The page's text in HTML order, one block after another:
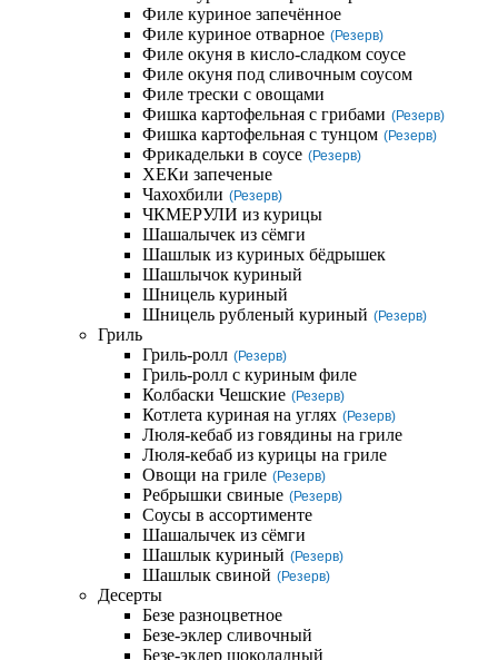
Филе куриное запечённое
Филе куриное отварное (Резерв)
Филе окуня в кисло-сладком соусе
Филе окуня под сливочным соусом
Филе трески с овощами
Фишка картофельная с грибами (Резерв)
Фишка картофельная с тунцом (Резерв)
Фрикадельки в соусе (Резерв)
ХЕКи запеченые
Чахохбили (Резерв)
ЧКМЕРУЛИ из курицы
Шашалычек из сёмги
Шашлык из куриных бёдрышек
Шашлычок куриный
Шницель куриный
Шницель рубленый куриный (Резерв)
Гриль
Гриль-ролл (Резерв)
Гриль-ролл с куриным филе
Колбаски Чешские (Резерв)
Котлета куриная на углях (Резерв)
Люля-кебаб из говядины на гриле
Люля-кебаб из курицы на гриле
Овощи на гриле (Резерв)
Ребрышки свиные (Резерв)
Соусы в ассортименте
Шашалычек из сёмги
Шашлык куриный (Резерв)
Шашлык свиной (Резерв)
Десерты
Безе разноцветное
Безе-эклер сливочный
Безе-эклер шоколадный